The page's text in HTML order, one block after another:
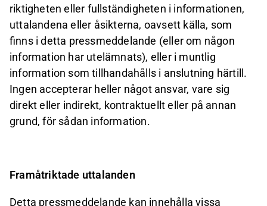
riktigheten eller fullständigheten i informationen,
uttalandena eller åsikterna, oavsett källa, som
finns i detta pressmeddelande (eller om någon
information har utelämnats), eller i muntlig
information som tillhandahålls i anslutning härtill.
Ingen accepterar heller något ansvar, vare sig
direkt eller indirekt, kontraktuellt eller på annan
grund, för sådan information.
Framåtriktade uttalanden
Detta pressmeddelande kan innehålla vissa